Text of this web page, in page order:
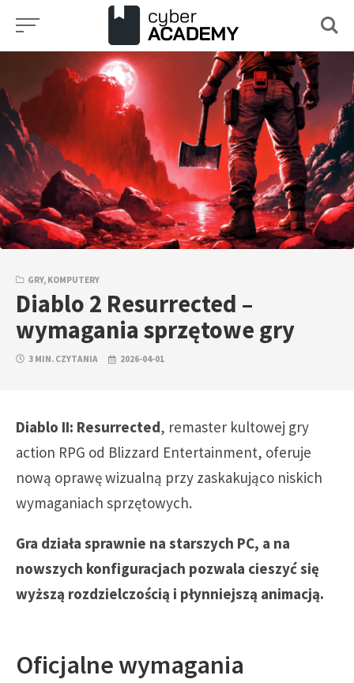
Przejdź
GRY, KOMPUTERY
Diablo 2 Resurrected –
wymagania sprzętowe gry
3 MIN. CZYTANIA 2026-04-01
Diablo II: Resurrected, remaster kultowej gry
action RPG od Blizzard Entertainment, oferuje
nową oprawę wizualną przy zaskakująco niskich
wymaganiach sprzętowych.
Gra działa sprawnie na starszych PC, a na
nowszych konfiguracjach pozwala cieszyć się
wyższą rozdzielczością i płynniejszą animacją.
Oficjalne wymagania